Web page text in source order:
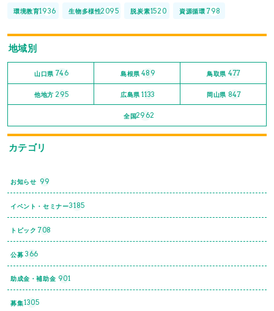
環境教育1936 生物多様性2095 脱炭素1520 資源循環 798
地域別
山口県 746 島根県 489 鳥取県 477
他地方 295 広島県 1133 岡山県 847
全国2962
カテゴリ
お知らせ 99
イベント・セミナー3185
トピック 708
公募 366
助成金・補助金 901
募集1305